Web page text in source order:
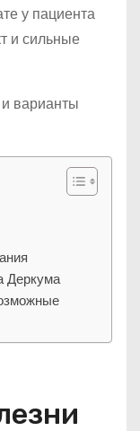
у пациента
и сильные
Деркума